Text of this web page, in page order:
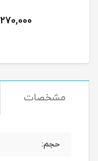
270,000
مشخصات
حجم: